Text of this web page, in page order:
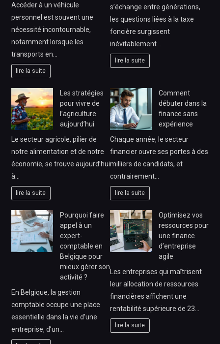
Accéder à un véhicule
personnel est souvent une
nécessité incontournable,
notamment lorsque les
transports en…
lire la suite
s’échange entre générations,
les questions liées à la taxe
foncière surgissent
inévitablement…
lire la suite
Les stratégies
pour vivre de
l’agriculture
aujourd’hui
Le secteur agricole, pilier de
notre alimentation et de notre
économie, se trouve aujourd’hui
à…
lire la suite
Comment
débuter dans la
finance sans
expérience
Chaque année, le secteur
financier ouvre ses portes à des
milliers de candidats, et
contrairement…
lire la suite
Pourquoi faire
appel à un
expert-
comptable en
Belgique pour
mieux gérer son
activité ?
En Belgique, la gestion
comptable occupe une place
essentielle dans la vie d’une
entreprise, d’un…
Optimisez vos
ressources pour
une finance
d’entreprise
agile
Les entreprises qui maîtrisent
leur allocation de ressources
financières affichent une
rentabilité supérieure de 23…
lire la suite